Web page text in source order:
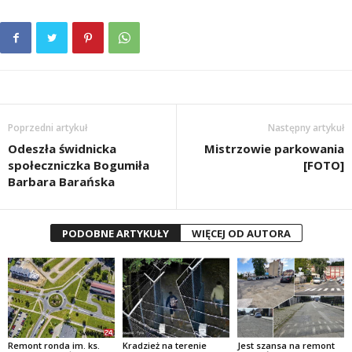
Poprzedni artykuł
Odeszła świdnicka
społeczniczka Bogumiła
Barbara Barańska
Następny artykuł
Mistrzowie parkowania
[FOTO]
PODOBNE ARTYKUŁY WIĘCEJ OD AUTORA
Remont ronda im. ks.
Kradzież na terenie
Jest szansa na remont